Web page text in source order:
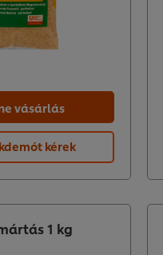
vásárlás
kérek
1 kg